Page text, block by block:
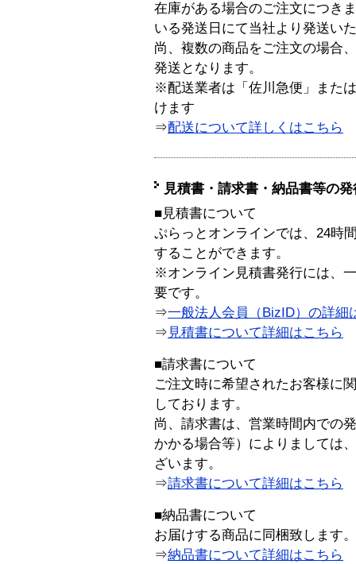
在庫がある場合のご注文につき
いる発送日にて当社より発送い
尚、複数の商品をご注文の場合
発送となります。
※配送業者は「佐川急便」また
けます
⇒配送について詳しくはこちら
見積書・請求書・納品書等の
■見積書について
ぷらっとオンラインでは、24時
することができます。
※オンライン見積書発行には、
要です。
⇒一般法人会員（BizID）の詳細
⇒ 見積書について詳細はこちら
■請求書について
ご注文時に希望されたお客様に
しております。
尚、請求書は、営業時間内での
かかる場合等）によりましては
ざいます。
⇒請求書について詳細はこちら
■納品書について
お届けする商品に同梱致します。
⇒納品書について詳細はこちら